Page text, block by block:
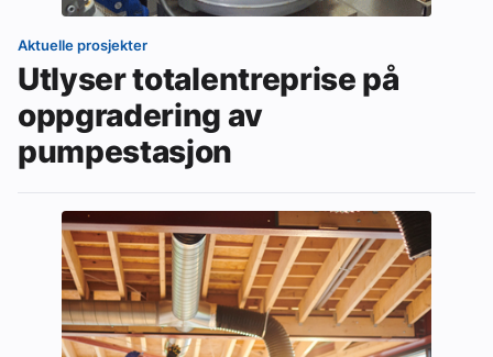
Aktuelle prosjekter
Utlyser totalentreprise på
oppgradering av
pumpestasjon